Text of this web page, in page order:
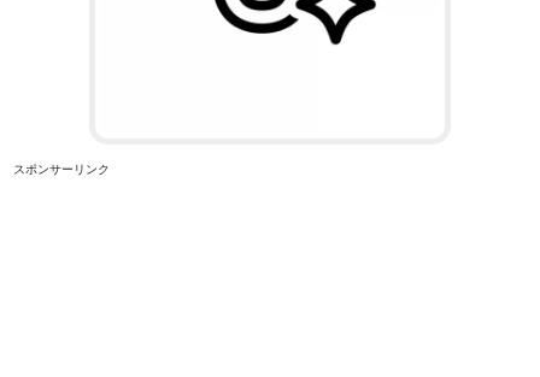
スポンサーリンク